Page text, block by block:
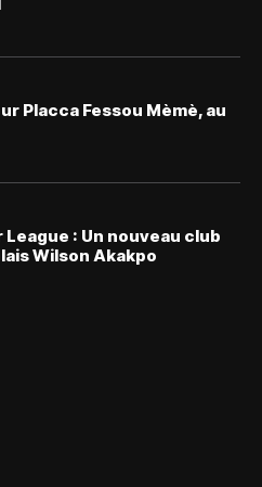
Placca Fessou Mèmè, au
League : Un nouveau club
Wilson Akakpo